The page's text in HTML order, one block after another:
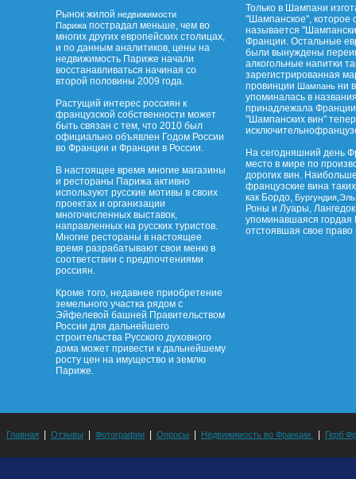
Рынок жилой недвижимости
Парижа пострадал меньше, чем во
многих других европейских столицах,
и по данным аналитиков, цены на
недвижимость Париже начали
восстанавливаться начиная со
второй половины 2009 года.
Растущий интерес россиян к
французской собственности может
быть связан с тем, что 2010 был
официально объявлен Годом России
во Франции и Франции в России.
В настоящее время многие магазины
и рестораны Парижа активно
используют русские мотивы в своих
проектах и организации
многочисленных выставок,
направленных на русских туристов.
Многие рестораны в настоящее
время разрабатывают свои меню в
соответствии с предпочтениями
россиян.
Кроме того, недавнее приобретение
земельного участка рядом с
Эйфелевой башней Правительством
России для дальнейшего
строительства Русского духовного
дома может привести к дальнейшему
росту цен на имущество и землю
Париже.
Только в Шампани
"Шампанское", которое
называется
Франции. Остальные
были вынуждены
алкогольные напитки
зарегистрированная
провинции Шампань ни
упоминалась в
принадлежала
"Шампанских вин"
На сегодняшний день
место в мире по
дорогих вин.
французские вина
как Бордо, Бургундия,
Роны и Луары,
упоминавшаяся
отстоявшая свое право
Главная Отзывы Фотографии Опросы Недвижимость во Франции Герб